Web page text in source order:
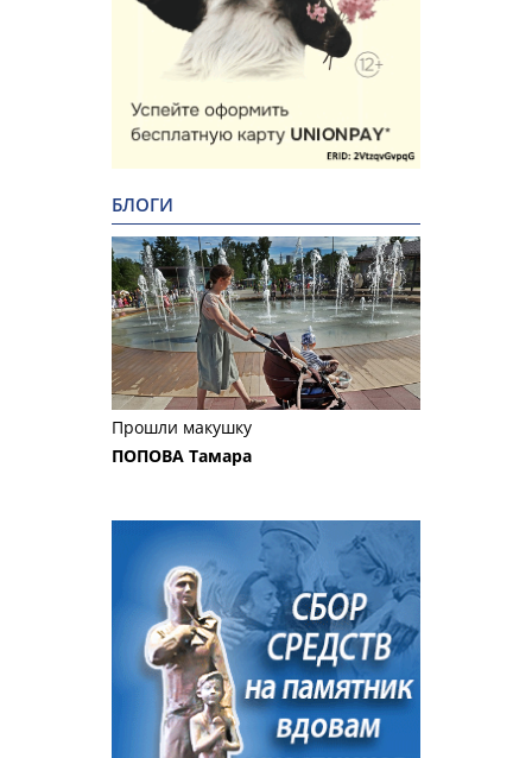
БЛОГИ
Прошли макушку
ПОПОВА Тамара